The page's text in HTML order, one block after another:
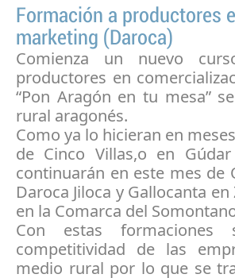
Formación a productores
marketing (Daroca)
Comienza un nuevo
productores en
“Pon Aragón en tu mesa”
rural aragonés.
Como ya lo hicieran en
de Cinco Villas,o en
continuarán en este mes de
Daroca Jiloca y Gallocanta
en la Comarca del
Con estas
competitividad de las
medio rural por lo que se